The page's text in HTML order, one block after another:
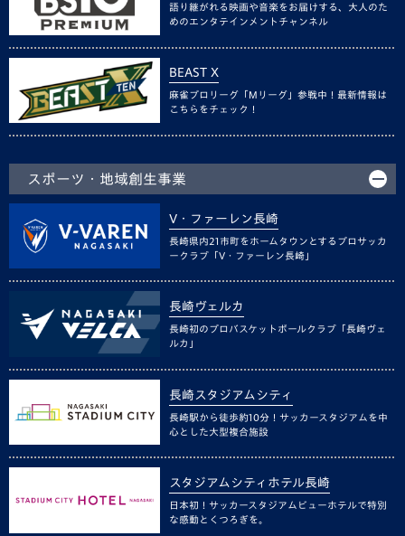
語り継がれる映画や音楽をお届けする、大人のた
めのエンタテインメントチャンネル
BEAST X
麻雀プロリーグ「Mリーグ」参戦中！最新情報は
こちらをチェック！
スポーツ・地域創生事業
V・ファーレン長崎
長崎県内21市町をホームタウンとするプロサッカ
ークラブ「V・ファーレン長崎」
長崎ヴェルカ
長崎初のプロバスケットボールクラブ「長崎ヴェ
ルカ」
長崎スタジアムシティ
長崎駅から徒歩約10分！サッカースタジアムを中
心とした大型複合施設
スタジアムシティホテル長崎
日本初！サッカースタジアムビューホテルで特別
な感動とくつろぎを。